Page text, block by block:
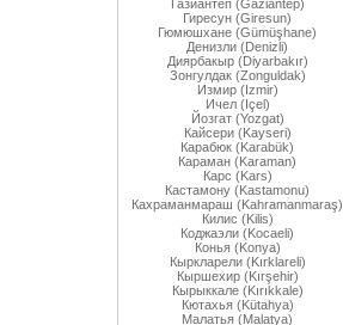
Газиантеп (Gaziantep)
Гиресун (Giresun)
Гюмюшхане (Gümüşhane)
Денизли (Denizli)
Диярбакыр (Diyarbakır)
Зонгулдак (Zonguldak)
Измир (Izmir)
Ичел (Içel)
Йозгат (Yozgat)
Кайсери (Kayseri)
Карабюк (Karabük)
Караман (Karaman)
Карс (Kars)
Кастамону (Kastamonu)
Кахраманмараш (Kahramanmaraş)
Килис (Kilis)
Коджаэли (Kocaeli)
Конья (Konya)
Кыркларели (Kırklareli)
Кыршехир (Kırşehir)
Кырыккале (Kırıkkale)
Кютахья (Kütahya)
Малатья (Malatya)